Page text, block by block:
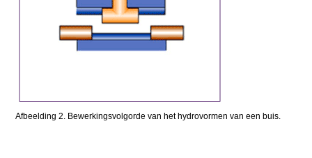
Afbeelding 2. Bewerkingsvolgorde van het hydrovormen van een buis.